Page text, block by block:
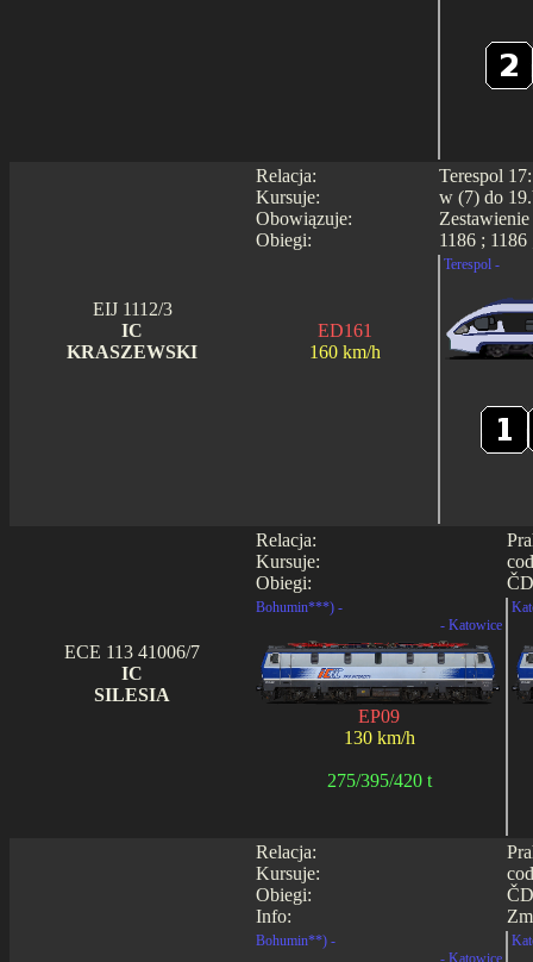
Relacja:
Kursuje:
Obowiązuje:
Obiegi:
Terespol
w (7) do
1186 ; 1186
EIJ 1112/3
IC
KRASZEWSKI
ED161
160 km/h
Terespol -
Relacja:
Kursuje:
Obiegi:
ECE 113 41006/7
IC
SILESIA
Bohumin***) -
- Katowice
EP09
130 km/h
275/395/420 t
Relacja:
Kursuje:
Obiegi:
Info:
Bohumin**) -
- Katowice